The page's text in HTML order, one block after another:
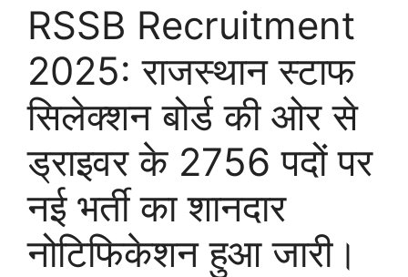
RSSB Recruitment
2025: राजस्थान स्टाफ
सिलेक्शन बोर्ड की ओर से
ड्राइवर के 2756 पदों पर
नई भर्ती का शानदार
नोटिफिकेशन हुआ जारी।